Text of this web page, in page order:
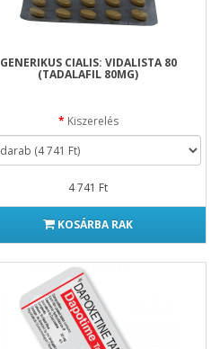
GENERIKUS CIALIS: VIDALISTA 80
(TADALAFIL 80MG)
Kiszerelés
4 741 Ft
KOSÁRBA RAK